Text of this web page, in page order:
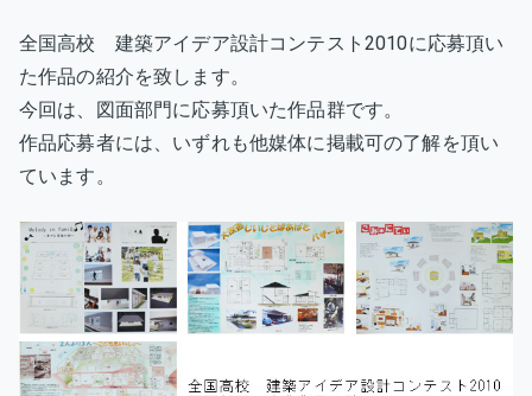
全国高校 建築アイデア設計コンテスト2010に応募頂い
た作品の紹介を致します。
今回は、図面部門に応募頂いた作品群です。
作品応募者には、いずれも他媒体に掲載可の了解を頂い
ています。